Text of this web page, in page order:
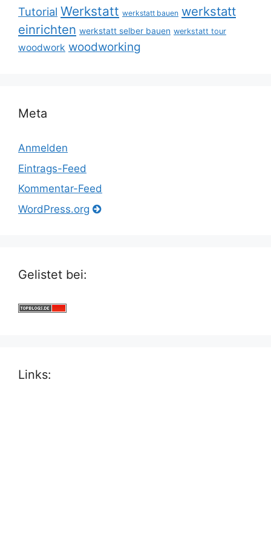
Tutorial Werkstatt werkstatt bauen werkstatt
einrichten werkstatt selber bauen werkstatt tour
woodwork woodworking
Meta
Anmelden
Eintrags-Feed
Kommentar-Feed
WordPress.org
Gelistet bei:
Links: